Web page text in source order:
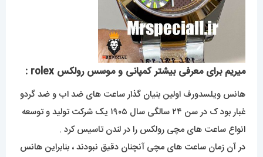
میریم برای معرفی بیشتر کمپانی و موسس رولکس role x
:
هانس ویلسدورف اولین بنیان گذار ساعت های ضد اب و ضد گردو
غبار بود ک در سن ۲۴ سالگی سال ۱۹۰۵ یک شرکت تولید و توسعه
انواع ساعت های مچی رولکس را در لندن تاسیس کرد .
در آن زمان ساعت های مچی آنچنان دقیق نبودند ، بنابراین هانس